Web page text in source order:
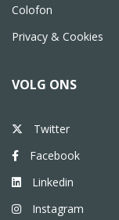
Colofon
Privacy & Cookies
VOLG ONS
Twitter
Facebook
Linkedin
Instagram